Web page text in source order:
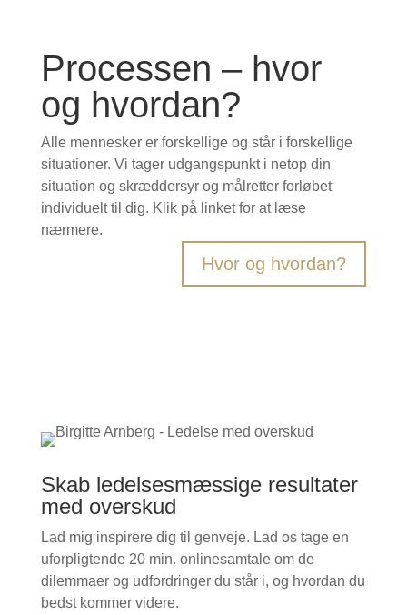
Processen – hvor
og hvordan?
Alle mennesker er forskellige og står i forskellige
situationer. Vi tager udgangspunkt i netop din
situation og skræddersyr og målretter forløbet
individuelt til dig. Klik på linket for at læse
nærmere.
Hvor og hvordan?
Skab ledelsesmæssige resultater
med overskud
Lad mig inspirere dig til genveje. Lad os tage en
uforpligtende 20 min. onlinesamtale om de
dilemmaer og udfordringer du står i, og hvordan du
bedst kommer videre.